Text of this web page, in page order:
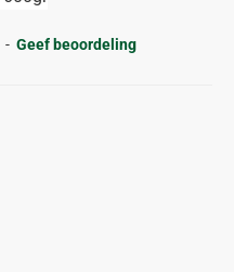
- Geef beoordeling